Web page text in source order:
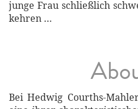
junge Frau schließlich
kehren …
Bei Hedwig Courths-